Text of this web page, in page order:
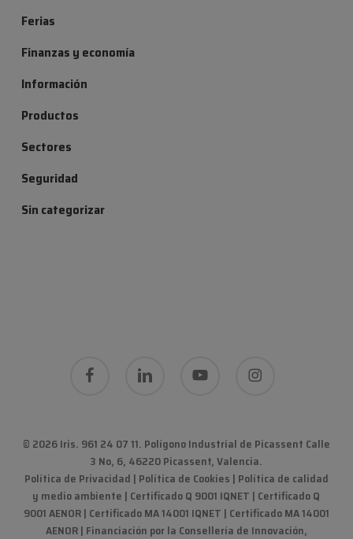
Ferias
Finanzas y economía
Información
Productos
Sectores
Seguridad
Sin categorizar
facebook linkedin instagram
© 2026 Iris. 961 24 07 11. Polígono Industrial de Picassent Calle
3 No, 6, 46220 Picassent, Valencia.
Política de Privacidad | Política de Cookies | Política de calidad
y medio ambiente | Certificado Q 9001 IQNET | Certificado Q
9001 AENOR | Certificado MA 14001 IQNET | Certificado MA 14001
AENOR| Financiación por la Consellería de Innovación,